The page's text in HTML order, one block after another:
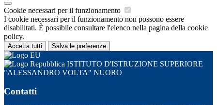
Cookie necessari per il funzionamento
I cookie necessari per il funzionamento non possono essere
disabilitati. È possibile consultare l'elenco nella pagina della cookie
policy.
Accetta tutti Salva le preferenze
ISTITUTO D'ISTRUZIONE SUPERIORE
"ALESSANDRO VOLTA" NUORO
Contatti